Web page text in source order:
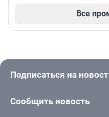
Все
Подписаться на
Сообщить новость